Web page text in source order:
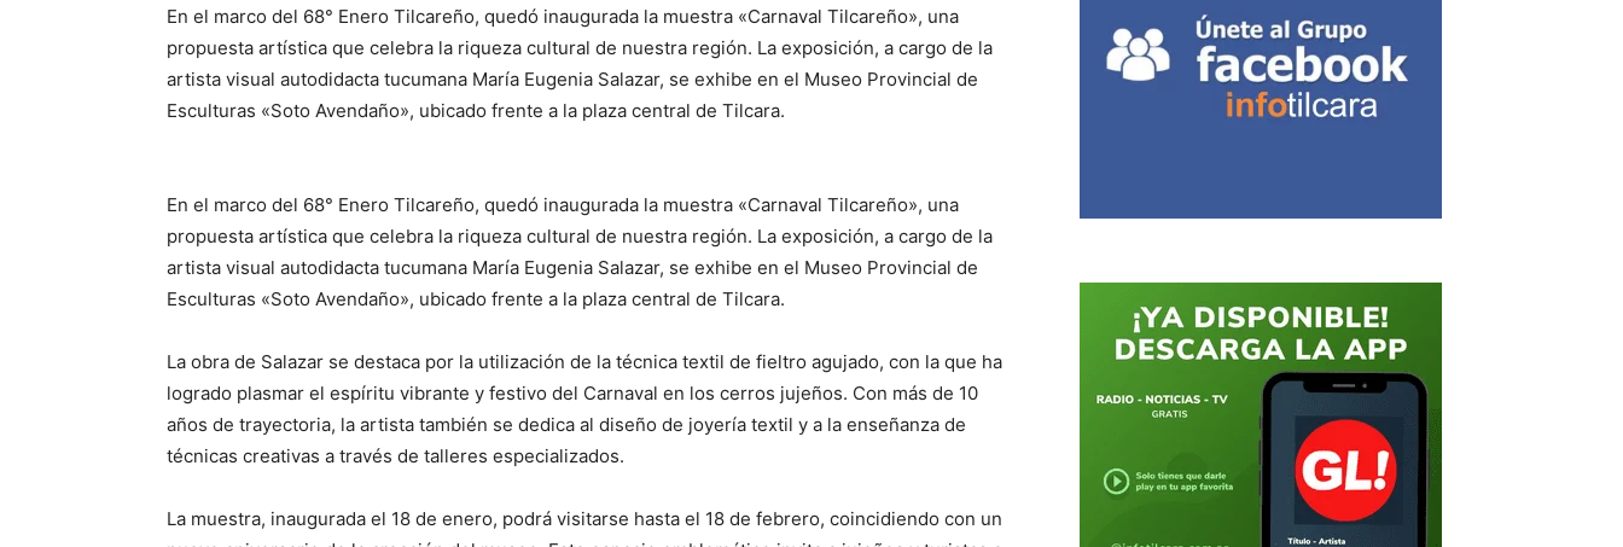
En el marco del 68° Enero Tilcareño, quedó inaugurada la muestra «Carnaval Tilcareño», una
propuesta artística que celebra la riqueza cultural de nuestra región. La exposición, a cargo de la
artista visual autodidacta tucumana María Eugenia Salazar, se exhibe en el Museo Provincial de
Esculturas «Soto Avendaño», ubicado frente a la plaza central de Tilcara.
En el marco del 68° Enero Tilcareño, quedó inaugurada la muestra «Carnaval Tilcareño», una
propuesta artística que celebra la riqueza cultural de nuestra región. La exposición, a cargo de la
artista visual autodidacta tucumana María Eugenia Salazar, se exhibe en el Museo Provincial de
Esculturas «Soto Avendaño», ubicado frente a la plaza central de Tilcara.
La obra de Salazar se destaca por la utilización de la técnica textil de fieltro agujado, con la que ha
logrado plasmar el espíritu vibrante y festivo del Carnaval en los cerros jujeños. Con más de 10
años de trayectoria, la artista también se dedica al diseño de joyería textil y a la enseñanza de
técnicas creativas a través de talleres especializados.
La muestra, inaugurada el 18 de enero, podrá visitarse hasta el 18 de febrero, coincidiendo con un